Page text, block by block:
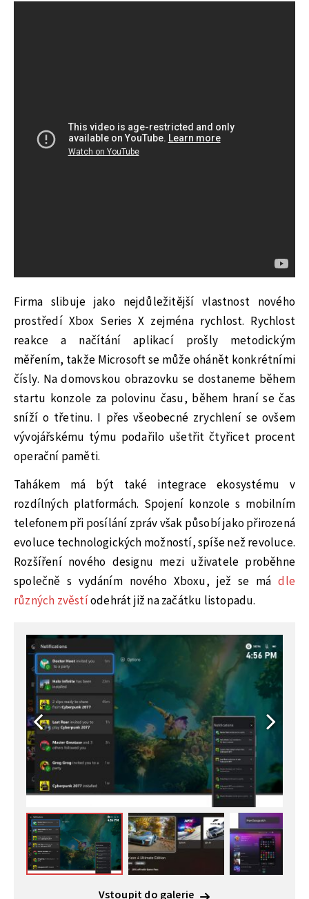
Firma slibuje jako nejdůležitější vlastnost nového
prostředí Xbox Series X zejména rychlost. Rychlost
reakce a načítání aplikací prošly metodickým
měřením, takže Microsoft se může ohánět konkrétními
čísly. Na domovskou obrazovku se dostaneme během
startu konzole za polovinu času, během hraní se čas
sníží o třetinu. I přes všeobecné zrychlení se ovšem
vývojářskému týmu podařilo ušetřit čtyřicet procent
operační paměti.
Tahákem má být také integrace ekosystému v
rozdílných platformách. Spojení konzole s mobilním
telefonem při posílání zpráv však působí jako přirozená
evoluce technologických možností, spíše než revoluce.
Rozšíření nového designu mezi uživatele proběhne
společně s vydáním nového Xboxu, jež se mádle
různých zvěstíodehrát již na začátku listopadu.
Vstoupit do galerie